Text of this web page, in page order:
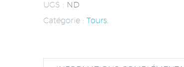
UGS : ND
Catégorie : Tours.